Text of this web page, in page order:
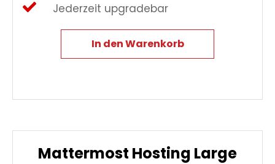
Jederzeit upgradebar
In den Warenkorb
Mattermost Hosting Large